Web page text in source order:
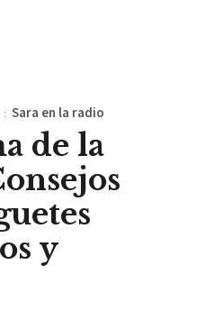
Sara en la radio
de la
y